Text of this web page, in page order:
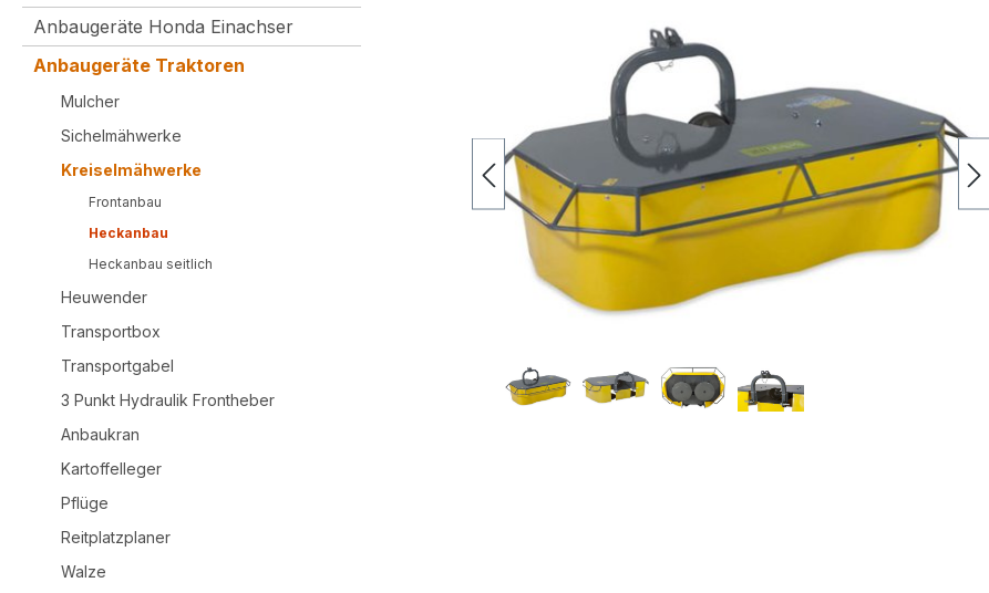
Anbaugeräte Honda Einachser
Anbaugeräte Traktoren
Mulcher
Sichelmähwerke
Kreiselmähwerke
Frontanbau
Heckanbau
Heckanbau seitlich
Heuwender
Transportbox
Transportgabel
3 Punkt Hydraulik Frontheber
Anbaukran
Kartoffelleger
Pflüge
Reitplatzplaner
Walze